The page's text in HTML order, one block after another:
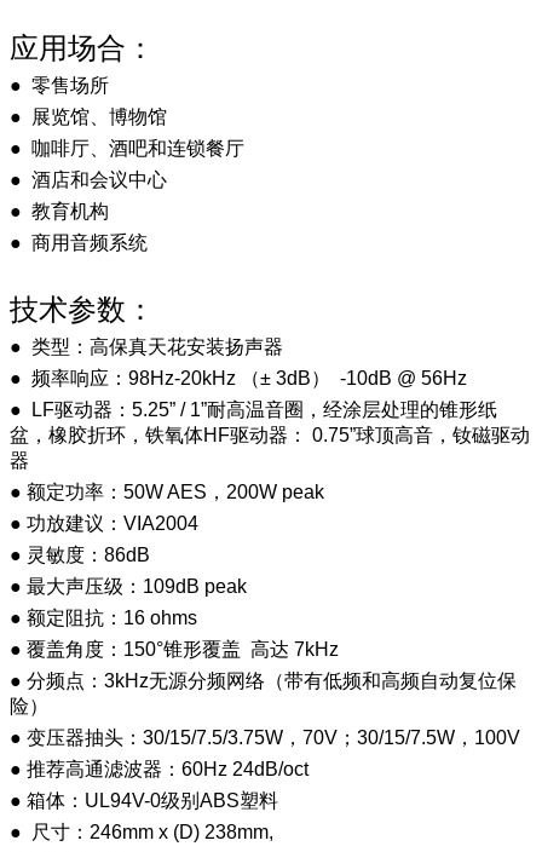
应用场合：
● 零售场所
● 展览馆、博物馆
● 咖啡厅、酒吧和连锁餐厅
● 酒店和会议中心
● 教育机构
● 商用音频系统
技术参数：
● 类型：高保真天花安装扬声器
● 频率响应：98Hz-20kHz （± 3dB） -10dB @ 56Hz
● LF驱动器：5.25” / 1”耐高温音圈，经涂层处理的锥形纸
盆，橡胶折环，铁氧体HF驱动器： 0.75”球顶高音，钕磁驱动
器
● 额定功率：50W AES，200W peak
● 功放建议：VIA2004
● 灵敏度：86dB
● 最大声压级：109dB peak
● 额定阻抗：16 ohms
● 覆盖角度：150°锥形覆盖 高达 7kHz
● 分频点：3kHz无源分频网络（带有低频和高频自动复位保
险）
● 变压器抽头：30/15/7.5/3.75W，70V；30/15/7.5W，100V
● 推荐高通滤波器：60Hz 24dB/oct
● 箱体：UL94V-0级别ABS塑料
● 尺寸：246mm x (D) 238mm,